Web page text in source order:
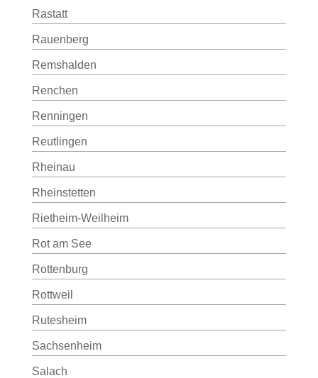
Rastatt
Rauenberg
Remshalden
Renchen
Renningen
Reutlingen
Rheinau
Rheinstetten
Rietheim-Weilheim
Rot am See
Rottenburg
Rottweil
Rutesheim
Sachsenheim
Salach